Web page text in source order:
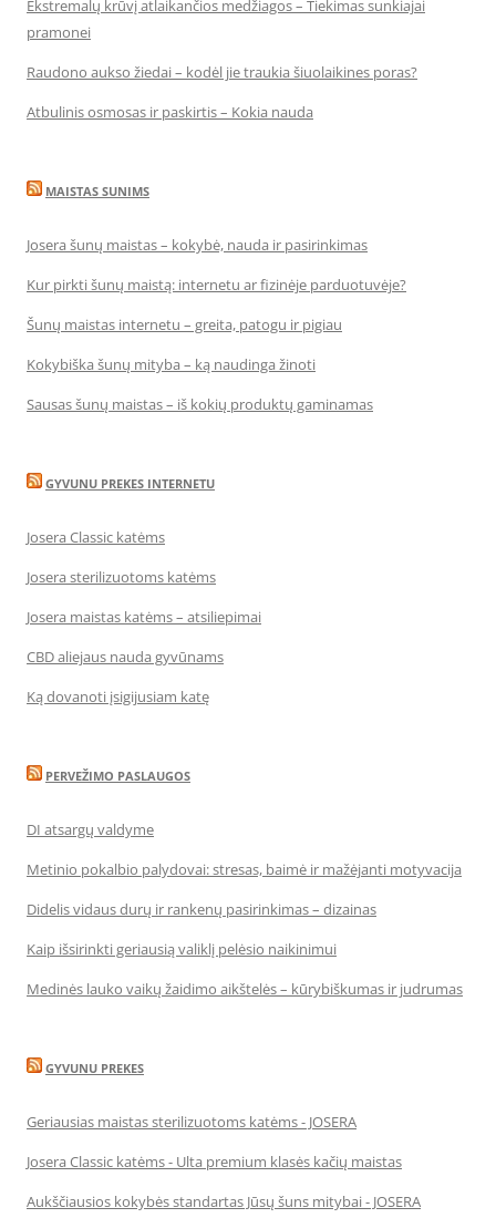
Ekstremalų krūvį atlaikančios medžiagos – Tiekimas sunkiajai
pramonei
Raudono aukso žiedai – kodėl jie traukia šiuolaikines poras?
Atbulinis osmosas ir paskirtis – Kokia nauda
MAISTAS SUNIMS
Josera šunų maistas – kokybė, nauda ir pasirinkimas
Kur pirkti šunų maistą: internetu ar fizinėje parduotuvėje?
Šunų maistas internetu – greita, patogu ir pigiau
Kokybiška šunų mityba – ką naudinga žinoti
Sausas šunų maistas – iš kokių produktų gaminamas
GYVUNU PREKES INTERNETU
Josera Classic katėms
Josera sterilizuotoms katėms
Josera maistas katėms – atsiliepimai
CBD aliejaus nauda gyvūnams
Ką dovanoti įsigijusiam katę
PERVEŽIMO PASLAUGOS
DI atsargų valdyme
Metinio pokalbio palydovai: stresas, baimė ir mažėjanti motyvacija
Didelis vidaus durų ir rankenų pasirinkimas – dizainas
Kaip išsirinkti geriausią valiklį pelėsio naikinimui
Medinės lauko vaikų žaidimo aikštelės – kūrybiškumas ir judrumas
GYVUNU PREKES
Geriausias maistas sterilizuotoms katėms - JOSERA
Josera Classic katėms - Ulta premium klasės kačių maistas
Aukščiausios kokybės standartas Jūsų šuns mitybai - JOSERA